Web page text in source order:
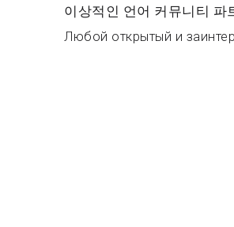
이상적인 언어 커뮤니티 파
Любой открытый и